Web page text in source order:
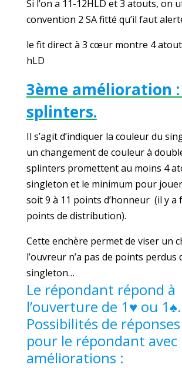
Si l’on a 11-12HLD et 3 atouts, on
convention 2 SA fitté qu’il faut
le fit direct à 3 cœur montre 4
hLD
3ème amélioration :
splinters.
Il s’agit d’indiquer la couleur du
un changement de couleur à
splinters promettent au moins 4
singleton et le minimum pour
soit 9 à 11 points d’honneur (il y a
points de distribution).
Cette enchère permet de viser un
l’ouvreur n’a pas de points perdus
singleton…
Le répondant répond à
l’ouverture de 1♥ ou 1♠.
Possibilités de
pour le répondant avec
améliorations :